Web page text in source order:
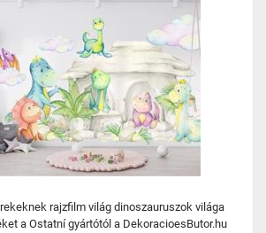
rajzfilm világ dinoszauruszok világa
a Ostatní gyártótól a DekoracioesButor.hu